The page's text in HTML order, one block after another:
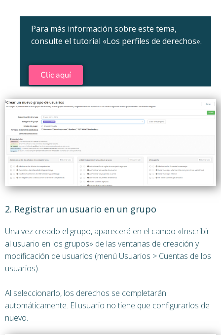
Para más información sobre este tema,
consulte el tutorial «Los perfiles de derechos».
Clic aquí
2. Registrar un usuario en un grupo
Una vez creado el grupo, aparecerá en el campo «Inscribir
al usuario en los grupos» de las ventanas de creación y
modificación de usuarios (menú Usuarios > Cuentas de los
usuarios).
Al seleccionarlo, los derechos se completarán
automáticamente. El usuario no tiene que configurarlos de
nuevo.